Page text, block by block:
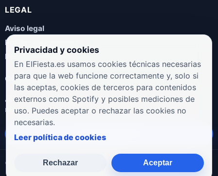
LEGAL
Aviso legal
Política de privacidad
Política de cookies
COLABORA
¿Eres artista, manager, sello o promotor? Envíanos tus
novedades, galas, entrevistas o propuestas musicales.
Enviar propuesta
© 2026 ElFiesta.es Noticias · Galas · Entrevistas · Música
Privacidad y cookies
En ElFiesta.es usamos cookies técnicas necesarias
para que la web funcione correctamente y, solo si
las aceptas, cookies de terceros para contenidos
externos como Spotify y posibles mediciones de
uso. Puedes aceptar o rechazar las cookies no
necesarias.
Leer política de cookies
Rechazar Aceptar